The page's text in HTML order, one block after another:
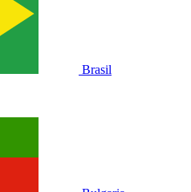
Brasil